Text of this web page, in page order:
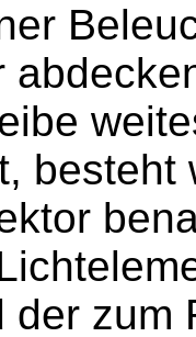
besteht
der zum